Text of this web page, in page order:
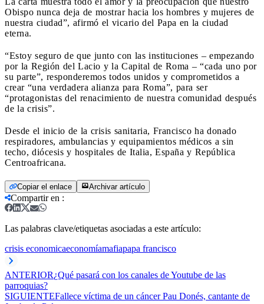
Obispo nunca deja de mostrar hacia los hombres y mujeres de
nuestra ciudad”, afirmó el vicario del Papa en la ciudad
eterna.
“Estoy seguro de que junto con las instituciones – empezando
por la Región del Lacio y la Capital de Roma – “cada uno por
su parte”, responderemos todos unidos y comprometidos a
crear “una verdadera alianza para Roma”, para ser
“protagonistas del renacimiento de nuestra comunidad después
de la crisis”.
Desde el inicio de la crisis sanitaria, Francisco ha donado
respiradores, ambulancias y equipamientos médicos a sin
techo, diócesis y hospitales de Italia, España y República
Centroafricana.
Copiar el enlace Archivar artículo
Compartir en :
Las palabras clave/etiquetas asociadas a este artículo:
crisis economicaeconomíamafiapapa francisco
ANTERIOR¿Qué pasará con los canales de Youtube de las
parroquias?
SIGUIENTEFallece víctima de un cáncer Pau Donés, cantante de